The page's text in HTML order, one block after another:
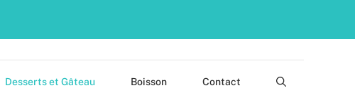
Desserts et Gâteau Boisson Contact